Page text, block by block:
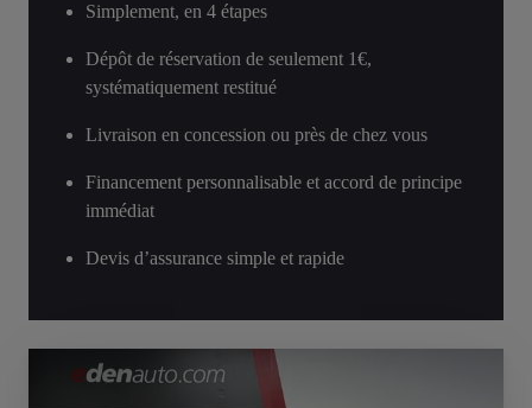
Simplement, en 4 étapes
Dépôt de réservation de seulement 1€,
systématiquement restitué
Livraison en concession ou près de chez vous
Financement personnalisable et accord de principe
immédiat
Devis d’assurance simple et rapide